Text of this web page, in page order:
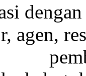
dengan
agen,